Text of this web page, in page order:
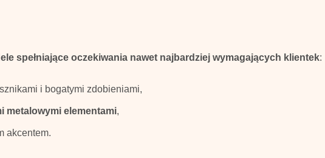
spełniające oczekiwania nawet najbardziej wymagających klientek:
i bogatymi zdobieniami,
metalowymi elementami,
akcentem.